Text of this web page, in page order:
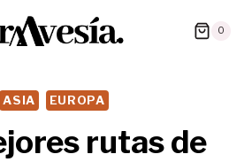
0
ASIA EUROPA
rutas de